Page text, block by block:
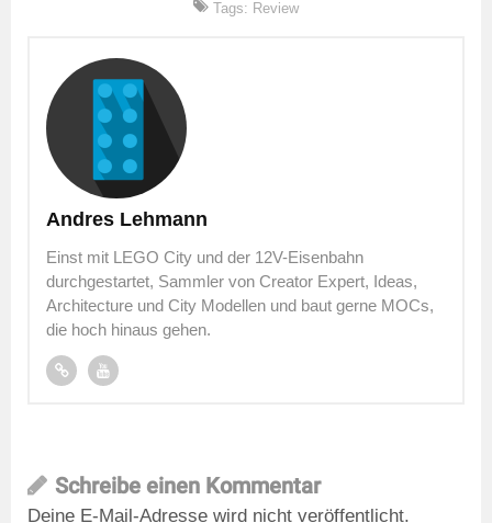
Tags: Review
Andres Lehmann
Einst mit LEGO City und der 12V-Eisenbahn
durchgestartet, Sammler von Creator Expert, Ideas,
Architecture und City Modellen und baut gerne MOCs,
die hoch hinaus gehen.
Schreibe einen Kommentar
Deine E-Mail-Adresse wird nicht veröffentlicht.